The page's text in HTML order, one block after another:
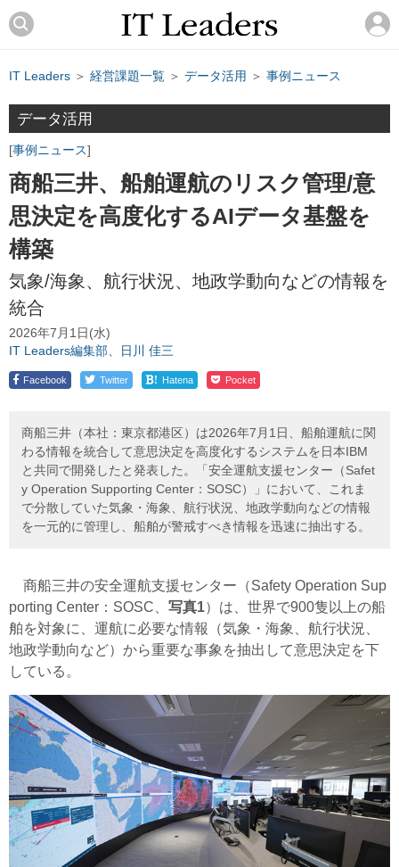
IT Leaders ＞ 経営課題一覧 ＞ データ活用 ＞ 事例ニュース
データ活用
事例ニュース
商船三井、船舶運航のリスク管理/意
思決定を高度化するAIデータ基盤を
構築
気象/海象、航行状況、地政学動向などの情報を
統合
2026年7月1日(水)
IT Leaders編集部、日川 佳三
Facebook Twitter ! Hatena Pocket
商船三井（本社：東京都港区）は2026年7月1日、船舶運航に関
わる情報を統合して意思決定を高度化するシステムを日本IBM
と共同で開発したと発表した。「安全運航支援センター（Safet
y Operation Supporting Center：SOSC）」において、これま
で分散していた気象・海象、航行状況、地政学動向などの情報
を一元的に管理し、船舶が警戒すべき情報を迅速に抽出する。
商船三井の安全運航支援センター（Safety Operation Sup
porting Center：SOSC、 写真1）は、世界で900隻以上の船
舶を対象に、運航に必要な情報（気象・海象、航行状況、
地政学動向など）から重要な事象を抽出して意思決定を下
している。